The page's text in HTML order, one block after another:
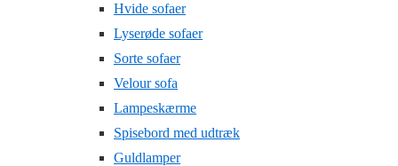
Hvide sofaer
Lyserøde sofaer
Sorte sofaer
Velour sofa
Lampeskærme
Spisebord med udtræk
Guldlamper